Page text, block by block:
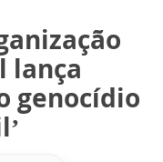
lança
genocídio